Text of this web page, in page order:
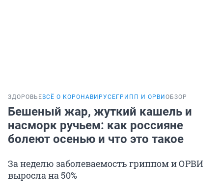
ЗДОРОВЬЕ ВСЁ О КОРОНАВИРУСЕ ГРИПП И ОРВИ ОБЗОР
Бешеный жар, жуткий кашель и
насморк ручьем: как россияне
болеют осенью и что это такое
За неделю заболеваемость гриппом и ОРВИ
выросла на 50%